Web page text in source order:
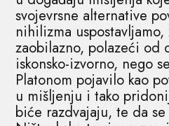
svojevrsne alternative
nihilizma
zaobilazno, polazeći od
iskonsko-izvorno, nego
Platonom pojavilo kao
u mišljenju i tako
biće razdvajaju, te da